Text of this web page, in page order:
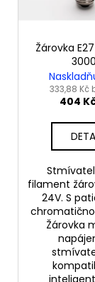
Žárovka
333,88 Kč
404
filament
24V. S
Žárovka